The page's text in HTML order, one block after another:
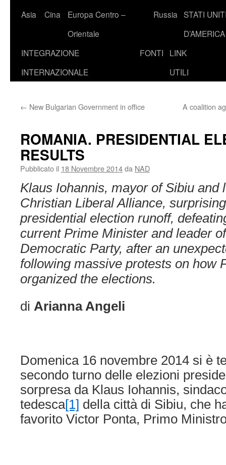
Asia Cina
Europa Centro –
Orientale
Russia STATI
D’AMERICA
INTEGRAZIONE
INTERNAZIONALE
FONTI
LINK
UTILI
← New Bulgarian Government in office A coalition
ROMANIA. PRESIDENTIAL
RESULTS
Pubblicato il 18 Novembre 2014da NAD
Klaus Iohannis, mayor of Sibiu and
Christian Liberal Alliance,
presidential election runoff,
current Prime Minister and leader
Democratic Party, after an
following massive protests on how
organized the elections.
di Arianna Angeli
Domenica 16 novembre 2014 si è
secondo turno delle elezioni
sorpresa da Klaus Iohannis,
tedesca[1] della città di Sibiu, che
favorito Victor Ponta, Primo